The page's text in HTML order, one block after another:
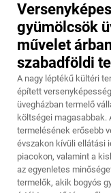
gyümölcsök
művelet
szabadföldi
A nagy léptékű kültéri
épített
üvegházban termelő
költségei magasabbak.
termelésének erősebb
évszakon kívüli ellátási
piacokon, valamint a
az egyenletes
termelők, akik bogyós